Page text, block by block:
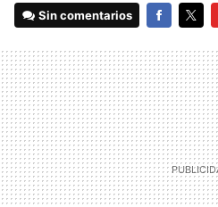
Sin comentarios